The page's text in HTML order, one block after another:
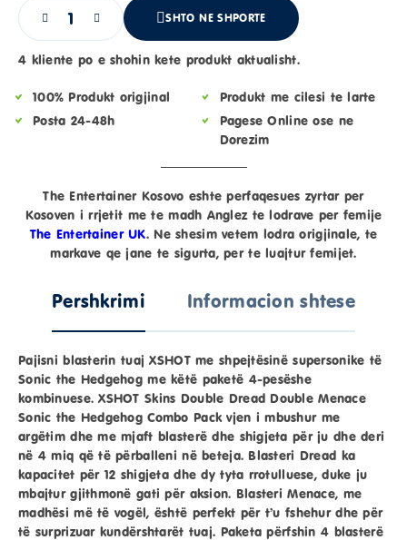
SHTO NE SHPORTE
4 kliente po e shohin kete produkt aktualisht.
100% Produkt origjinal
Posta 24-48h
Produkt me cilesi te larte
Pagese Online ose ne
Dorezim
The Entertainer Kosovo eshte perfaqesues zyrtar per
Kosoven i rrjetit me te madh Anglez te lodrave per femije
The Entertainer UK. Ne shesim vetem lodra origjinale, te
markave qe jane te sigurta, per te luajtur femijet.
Pershkrimi Informacion shtese
Pajisni blasterin tuaj XSHOT me shpejtësinë supersonike të
Sonic the Hedgehog me këtë paketë 4-pesëshe
kombinuese. XSHOT Skins Double Dread Double Menace
Sonic the Hedgehog Combo Pack vjen i mbushur me
argëtim dhe me mjaft blasterë dhe shigjeta për ju dhe deri
në 4 miq që të përballeni në beteja. Blasteri Dread ka
kapacitet për 12 shigjeta dhe dy tyta rrotulluese, duke ju
mbajtur gjithmonë gati për aksion. Blasteri Menace, me
madhësi më të vogël, është perfekt për t’u fshehur dhe për
të surprizuar kundërshtarët tuaj. Paketa përfshin 4 blasterë